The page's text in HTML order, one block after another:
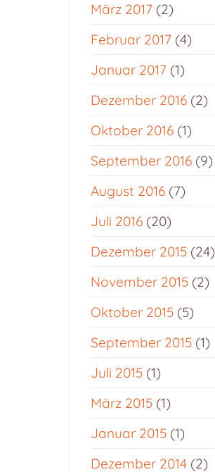
März 2017(2)
Februar 2017(4)
Januar 2017(1)
Dezember 2016(2)
Oktober 2016(1)
September 2016(9)
August 2016(7)
Juli 2016(20)
Dezember 2015(24)
November 2015(2)
Oktober 2015(5)
September 2015(1)
Juli 2015(1)
März 2015(1)
Januar 2015(1)
Dezember 2014(2)